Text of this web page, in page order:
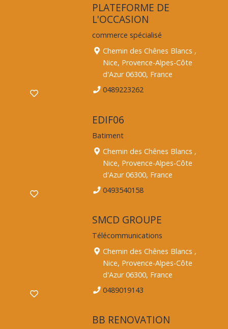
PLATEFORME DE
L'OCCASION
commerce spécialisé
Chemin des Chênes Blancs ,
Nice, Provence-Alpes-Côte
d'Azur 06300, France
0489223262
EDIF06
Batiment
Chemin des Chênes Blancs ,
Nice, Provence-Alpes-Côte
d'Azur 06300, France
0493540158
SMCD GROUPE
Télécommunications
Chemin des Chênes Blancs ,
Nice, Provence-Alpes-Côte
d'Azur 06300, France
0489019143
BB RENOVATION